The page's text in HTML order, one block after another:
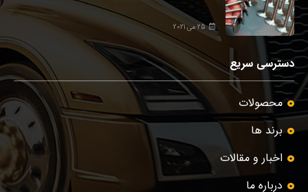
25 می 2021
دسترسی سریع
محصولات
برند ها
اخبار و مقالات
درباره ما